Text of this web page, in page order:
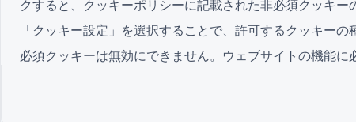
クすると、 クッキーポリシーに記載された非必須クッキー
「クッキー設定」を選択することで、許可するクッキー
必須クッキーは無効にできません。ウェブサイトの機能に